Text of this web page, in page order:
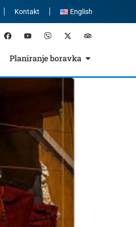
Kontakt English
Planiranje boravka